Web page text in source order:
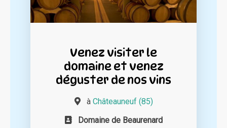
Venez visiter le
domaine et venez
déguster de nos vins
à Châteauneuf (85)
Domaine de Beaurenard